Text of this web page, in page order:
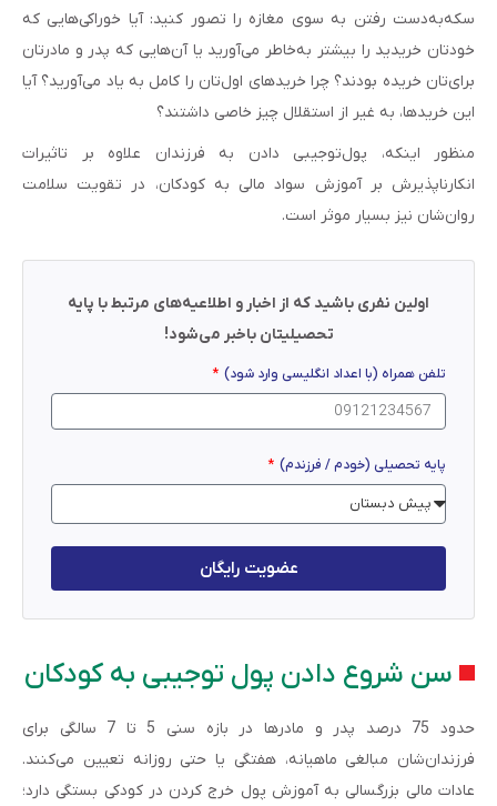
سکه‌به‌دست رفتن به سوی مغازه را تصور کنید: آیا خوراکی‌هایی که
خودتان خریدید را بیشتر به‌خاطر می‌آورید یا آن‌هایی که پدر و مادرتان
برای‌تان خریده‌ بودند؟ چرا خریدهای اول‌تان را کامل به یاد می‌آورید؟ آیا
این خرید‌ها، به غیر از استقلال چیز خاصی داشتند؟
منظور اینکه، پول‌توجیبی دادن به فرزندان علاوه بر تاثیرات
انکارناپذیرش بر آموزش سواد مالی به کودکان، در تقویت سلامت
روان‌شان نیز بسیار موثر است.
اولین نفری باشید که از اخبار و اطلاعیه‌های مرتبط با پایه
تحصیلیتان باخبر می‌شود!
تلفن همراه (با اعداد انگلیسی وارد شود)
پایه تحصیلی (خودم / فرزندم)
عضویت رایگان
سن شروع دادن پول توجیبی به کودکان
حدود 75 درصد پدر و مادرها در بازه سنی 5 تا 7 سالگی برای
فرزندان‌شان مبالغی ماهیانه، هفتگی یا حتی روزانه تعیین می‌کنند.
عادات مالی بزرگسالی به آموزش‌ پول خرج کردن در کودکی بستگی دارد؛